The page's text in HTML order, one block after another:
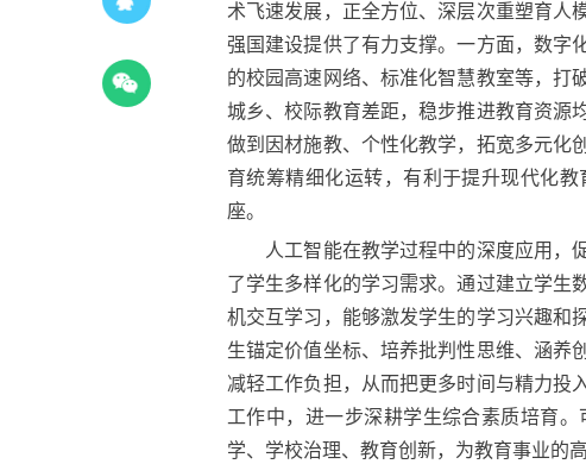
术飞速发展，正全方位、深层次重塑育人
强国建设提供了有力支撑。一方面，数字
的校园高速网络、标准化智慧教室等，打
城乡、校际教育差距，稳步推进教育资源
做到因材施教、个性化教学，拓宽多元化
育统筹精细化运转，有利于提升现代化
座。
人工智能在教学过程中的深度应用，促
了学生多样化的学习需求。通过建立学生
机交互学习，能够激发学生的学习兴趣和
生锚定价值坐标、培养批判性思维、涵养
减轻工作负担，从而把更多时间与精力投
工作中，进一步深耕学生综合素质培育
学、学校治理、教育创新，为教育事业的